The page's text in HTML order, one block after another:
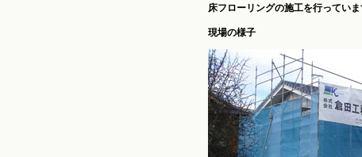
床フローリングの施工を行っていま
現場の様子